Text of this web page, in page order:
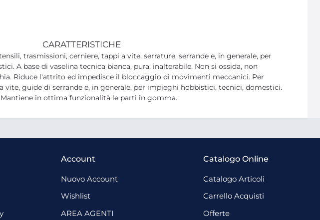
CARATTERISTICHE
trasmissioni, cerniere, tappi a vite, serrature, serrande e, in generale, per
A base di vaselina tecnica bianca, pura, inalterabile. Non si ossida, non
Riduce l'attrito ed impedisce il bloccaggio di movimenti meccanici. Per
vite, guide di serrande e, in generale, per impieghi hobbistici, tecnici, domestici.
in ottima funzionalità le parti in gomma.
Account
Nuovo Account
Wishlist
AREA AGENTI
Catalogo Online
Catalogo Articoli
Carrello Acquisti
Offerte